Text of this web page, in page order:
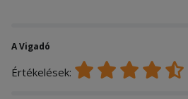
A Vigadó
Értékelések: